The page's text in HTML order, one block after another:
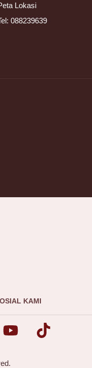
Lokasi
088239639
KAMI